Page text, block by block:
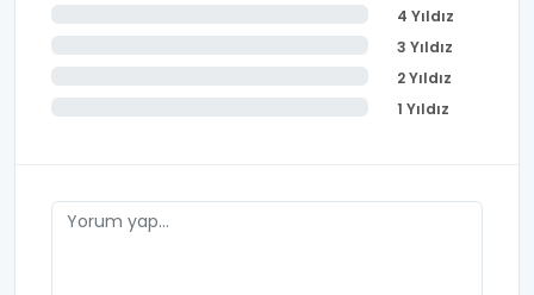
4 Yıldız
3 Yıldız
2 Yıldız
1 Yıldız